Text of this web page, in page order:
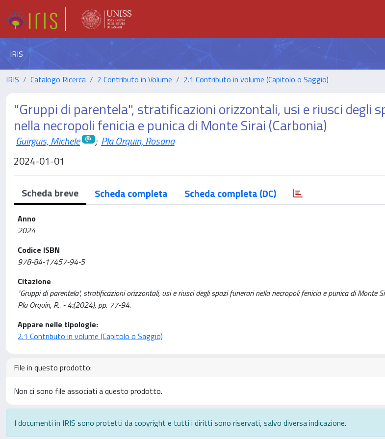
IRIS
IRIS Catalogo Ricerca 2 Contributo in Volume 2.1 Contributo in volume (Capitolo o Saggio)
"Gruppi di parentela", stratificazioni orizzontali, usi e riusci degli
nella necropoli fenicia e punica di Monte Sirai (Carbonia)
Guirguis, Michele ; Pla Orquin, Rosana
2024-01-01
Scheda breve Scheda completa Scheda completa (DC)
Anno
2024
Codice ISBN
978-84-17457-94-5
Citazione
"Gruppi di parentela", stratificazioni orizzontali, usi e riusci degli spazi funerari nella necropoli fenicia e punica di Monte
Pla Orquin, R.. - 4:(2024), pp. 77-94.
Appare nelle tipologie:
2.1 Contributo in volume (Capitolo o Saggio)
File in questo prodotto:
Non ci sono file associati a questo prodotto.
I documenti in IRIS sono protetti da copyright e tutti i diritti sono riservati, salvo diversa indicazione.